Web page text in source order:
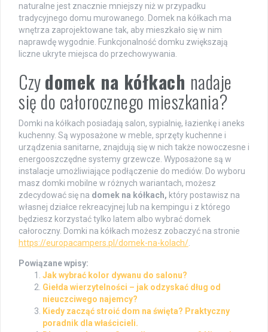
naturalne jest znacznie mniejszy niż w przypadku
tradycyjnego domu murowanego. Domek na kółkach ma
wnętrza zaprojektowane tak, aby mieszkało się w nim
naprawdę wygodnie. Funkcjonalność domku zwiększają
liczne ukryte miejsca do przechowywania.
Czydomek na kółkach nadaje
się do całorocznego mieszkania?
Domki na kółkach posiadają salon, sypialnię, łazienkę i aneks
kuchenny. Są wyposażone w meble, sprzęty kuchenne i
urządzenia sanitarne, znajdują się w nich także nowoczesne i
energooszczędne systemy grzewcze. Wyposażone są w
instalacje umożliwiające podłączenie do mediów. Do wyboru
masz domki mobilne w różnych wariantach, możesz
zdecydować się na domek na kółkach, który postawisz na
własnej działce rekreacyjnej lub na kempingu i z którego
będziesz korzystać tylko latem albo wybrać domek
całoroczny. Domki na kółkach możesz zobaczyć na stronie
https://europacampers.pl/domek-na-kolach/
Powiązane wpisy:
Jak wybrać kolor dywanu do salonu?
Giełda wierzytelności – jak odzyskać dług od
nieuczciwego najemcy?
Kiedy zacząć stroić dom na święta? Praktyczny
poradnik dla właścicieli.